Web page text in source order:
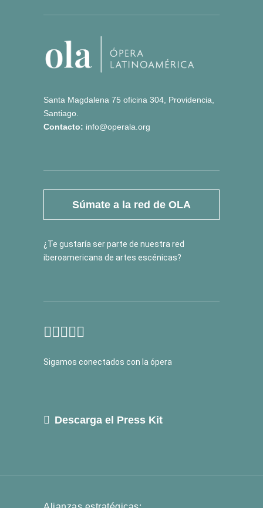
Santa Magdalena 75 oficina 304, Providencia,
Santiago.
Contacto: info@operala.org
Súmate a la red de OLA
¿Te gustaría ser parte de nuestra red
iberoamericana de artes escénicas?
Sigamos conectados con la ópera
Descarga el Press Kit